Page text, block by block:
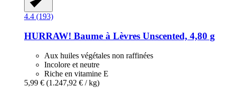
4.4 (193)
HURRAW! Baume à Lèvres Unscented, 4,80 g
Aux huiles végétales non raffinées
Incolore et neutre
Riche en vitamine E
5,99 € (1.247,92 € / kg)